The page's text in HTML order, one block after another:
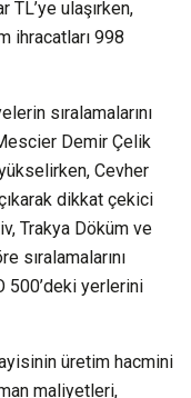
TL’ye ulaşırken,
ihracatları 998
sıralamalarını
Demir Çelik
Cevher
çıkarak dikkat çekici
Trakya Döküm ve
sıralamalarını
500’deki yerlerini
üretim hacmini
maliyetleri,